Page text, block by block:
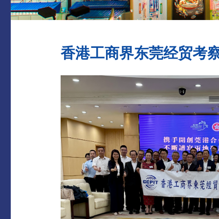
香港工商界东莞经贸考